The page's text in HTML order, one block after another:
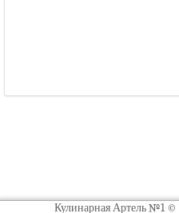
Кулинарная Артель №1